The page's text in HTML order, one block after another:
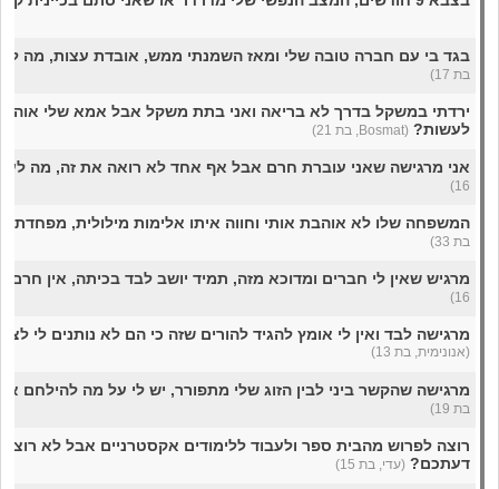
בגד בי עם חברה טובה שלי ומאז השמנתי ממש, אובדת עצות, מה
בת 17)
ירדתי במשקל בדרך לא בריאה ואני בתת משקל אבל אמא שלי
לעשות? (Bosmat, בת 21)
אני מרגישה שאני עוברת חרם אבל אף אחד לא רואה את זה, מה
16)
המשפחה שלו לא אוהבת אותי וחווה איתו אלימות מילולית,
בת 33)
מרגיש שאין לי חברים ומדוכא מזה, תמיד יושב לבד בכיתה, אין
16)
מרגישה לבד ואין לי אומץ להגיד להורים שזה כי הם לא נותנים לי
(אנונימית, בת 13)
מרגישה שהקשר ביני לבין הזוג שלי מתפורר, יש לי על מה להילחם
בת 19)
רוצה לפרוש מהבית ספר ולעבוד ללימודים אקסטרניים אבל לא
דעתכם? (עדי, בת 15)